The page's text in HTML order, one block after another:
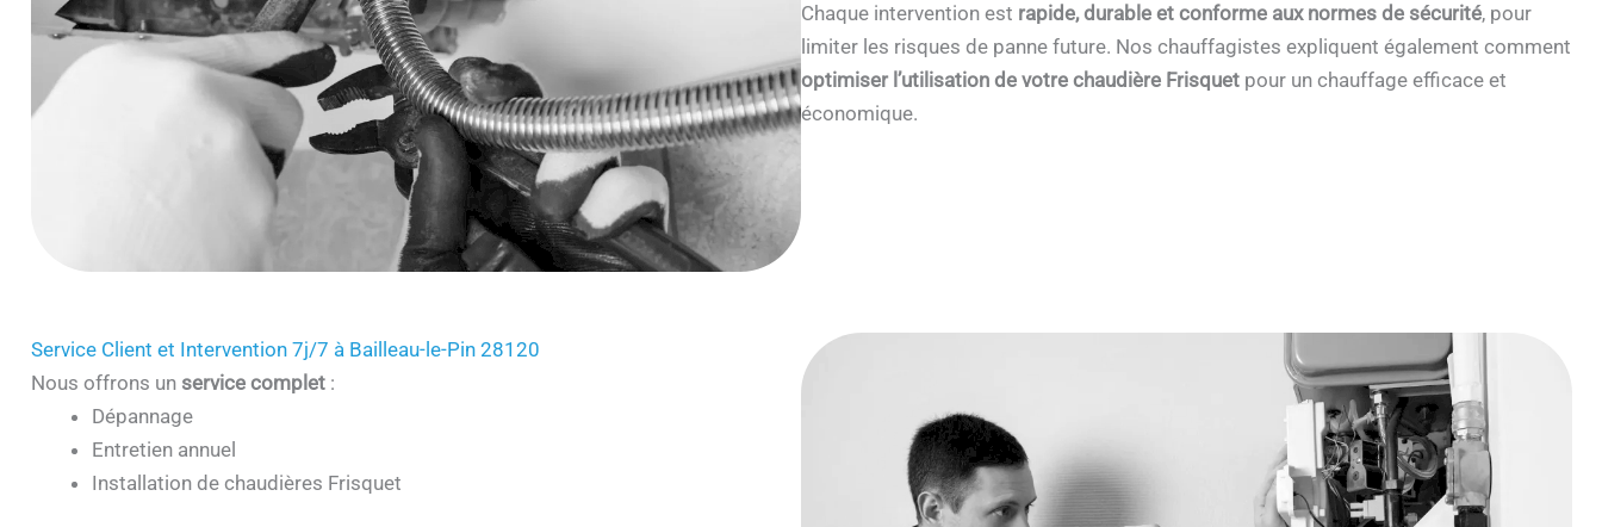
Chaque intervention est rapide, durable et conforme aux normes de sécurité, pour
limiter les risques de panne future. Nos chauffagistes expliquent également comment
optimiser l’utilisation de votre chaudière Frisquet pour un chauffage efficace et
économique.
Service Client et Intervention 7j/7 à Bailleau-le-Pin 28120
Nous offrons un service complet:
Dépannage
Entretien annuel
Installation de chaudières Frisquet